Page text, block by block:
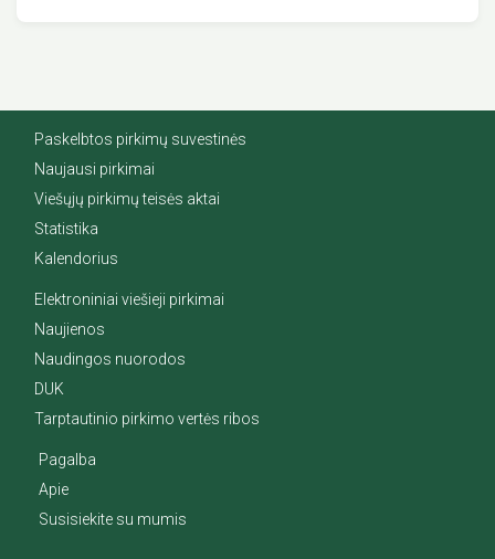
Paskelbtos pirkimų suvestinės
Naujausi pirkimai
Viešųjų pirkimų teisės aktai
Statistika
Kalendorius
Elektroniniai viešieji pirkimai
Naujienos
Naudingos nuorodos
DUK
Tarptautinio pirkimo vertės ribos
Pagalba
Apie
Susisiekite su mumis